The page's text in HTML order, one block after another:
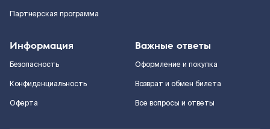
Партнерская программа
Информация
Безопасность
Конфиденциальность
Оферта
Важные ответы
Оформление и покупка
Возврат и обмен билета
Все вопросы и ответы